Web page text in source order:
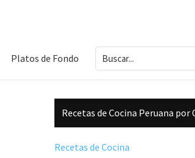
Platos de Fondo Buscar...
Barra
lateral
principal
Recetas de Cocina Peruana por
Recetas de Cocina